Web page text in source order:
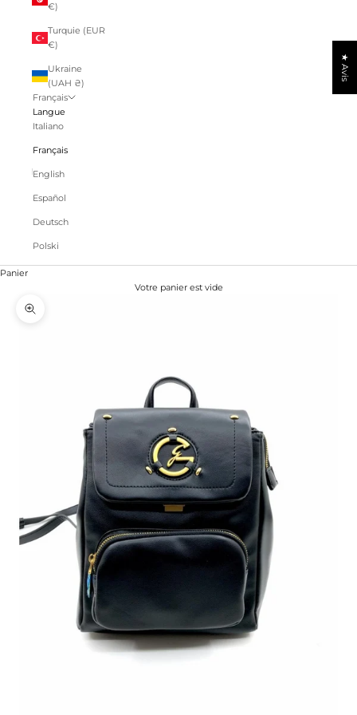
€)
Turquie (EUR
€)
Ukraine
(UAH ₴)
Français
Langue
Italiano
Français
English
Español
Deutsch
Polski
Panier
Votre panier est vide
Zoomer sur l'image
★ Avis